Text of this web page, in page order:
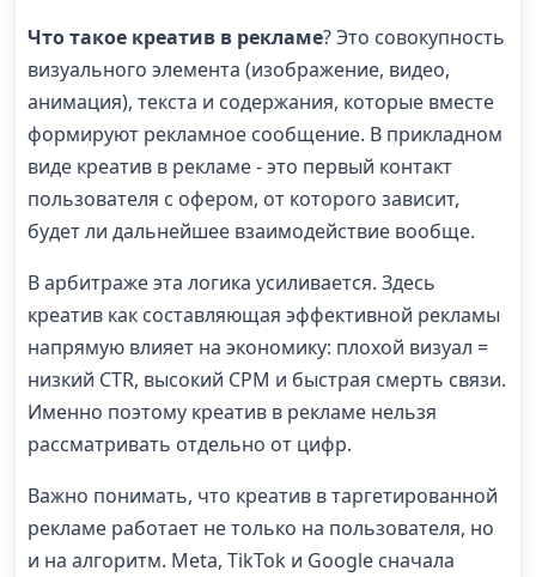
Что такое креатив в рекламе? Это совокупность
визуального элемента (изображение, видео,
анимация), текста и содержания, которые вместе
формируют рекламное сообщение. В прикладном
виде креатив в рекламе - это первый контакт
пользователя с офером, от которого зависит,
будет ли дальнейшее взаимодействие вообще.
В арбитраже эта логика усиливается. Здесь
креатив как составляющая эффективной рекламы
напрямую влияет на экономику: плохой визуал =
низкий CTR, высокий CPM и быстрая смерть связи.
Именно поэтому креатив в рекламе нельзя
рассматривать отдельно от цифр.
Важно понимать, что креатив в таргетированной
рекламе работает не только на пользователя, но
и на алгоритм. Meta, TikTok и Google сначала